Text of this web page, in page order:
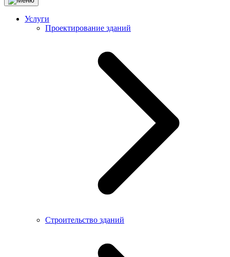
Услуги
Проектирование зданий
Строительство зданий